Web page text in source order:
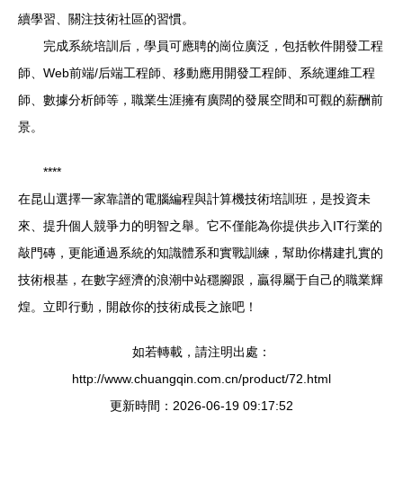
續學習、關注技術社區的習慣。
完成系統培訓后，學員可應聘的崗位廣泛，包括軟件開發工程
師、Web前端/后端工程師、移動應用開發工程師、系統運維工程
師、數據分析師等，職業生涯擁有廣闊的發展空間和可觀的薪酬前
景。
****
在昆山選擇一家靠譜的電腦編程與計算機技術培訓班，是投資未
來、提升個人競爭力的明智之舉。它不僅能為你提供步入IT行業的
敲門磚，更能通過系統的知識體系和實戰訓練，幫助你構建扎實的
技術根基，在數字經濟的浪潮中站穩腳跟，贏得屬于自己的職業輝
煌。立即行動，開啟你的技術成長之旅吧！
如若轉載，請注明出處：
http://www.chuangqin.com.cn/product/72.html
更新時間：2026-06-19 09:17:52